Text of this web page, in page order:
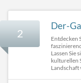
2
Der-
Entdecken
Lassen Sie
kulturellen
Landschaft